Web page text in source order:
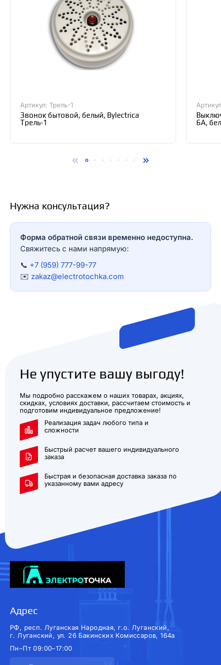
штрихкод EAN-13.
Артикул: Трель-1
Звонок бытовой, белый, Bylectrica
Трель-1
6А,
Нужна консультация?
Форма обратной связи временно недоступна.
Свяжитесь с нами напрямую:
📞 +7 (959) 777-99-77
✉️ zakaz@electrotochka.com
Не упустите вашу выгоду!
Мы подробно расскажем о наших товарах, акциях,
скидках, условиях доставки, рассчитаем стоимость и
подготовим индивидуальное предложение!
Реализация задач любого типа и
сложности
Быстрый расчет вашего индивидуального
заказа
Быстрая и безопасная доставка заказа по
указанному вами адресу
Адрес
РФ, респ. Луганская Народная, г.о. Луганский,
г. Луганский, ул. 26 Бакинских Комиссаров, 164а
Пн–Пт 09:00–17:00